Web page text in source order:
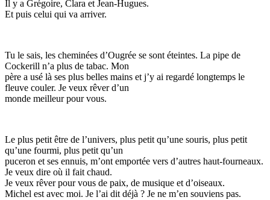
Il y a Grégoire, Clara et Jean-Hugues.
Et puis celui qui va arriver.
Tu le sais, les cheminées d’Ougrée se sont éteintes. La pipe de
Cockerill n’a plus de tabac. Mon
père a usé là ses plus belles mains et j’y ai regardé longtemps le
fleuve couler. Je veux rêver d’un
monde meilleur pour vous.
Le plus petit être de l’univers, plus petit qu’une souris, plus petit
qu’une fourmi, plus petit qu’un
puceron et ses ennuis, m’ont emportée vers d’autres haut-fourneaux.
Je veux dire où il fait chaud.
Je veux rêver pour vous de paix, de musique et d’oiseaux.
Michel est avec moi. Je l’ai dit déjà ? Je ne m’en souviens pas.